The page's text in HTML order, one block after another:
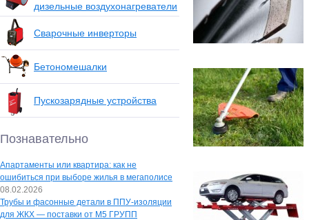
дизельные воздухонагреватели
Сварочные инверторы
Бетономешалки
Пускозарядные устройства
Познавательно
Апартаменты или квартира: как не
ошибиться при выборе жилья в мегаполисе
08.02.2026
Трубы и фасонные детали в ППУ-изоляции
для ЖКХ — поставки от М5 ГРУПП